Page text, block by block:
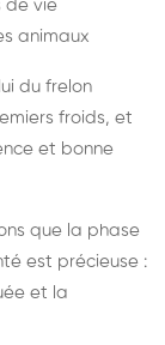
de vie
animaux
du frelon
froids, et
et bonne
que la phase
est précieuse :
et la